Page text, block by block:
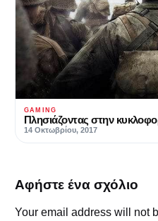
GAMING
Πλησιάζοντας στην
14 Οκτωβρίου, 2017
Αφήστε ένα σχόλιο
Your email address will not